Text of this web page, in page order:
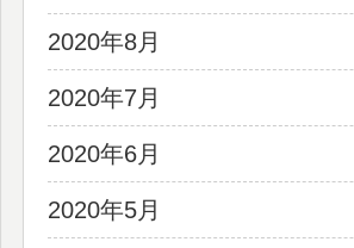
2020年8月
2020年7月
2020年6月
2020年5月